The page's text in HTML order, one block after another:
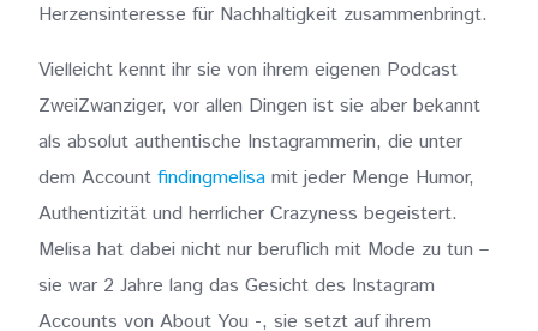
Herzensinteresse für Nachhaltigkeit zusammenbringt.
Vielleicht kennt ihr sie von ihrem eigenen Podcast
ZweiZwanziger, vor allen Dingen ist sie aber bekannt
als absolut authentische Instagrammerin, die unter
dem Account findingmelisa mit jeder Menge Humor,
Authentizität und herrlicher Crazyness begeistert.
Melisa hat dabei nicht nur beruflich mit Mode zu tun –
sie war 2 Jahre lang das Gesicht des Instagram
Accounts von About You -, sie setzt auf ihrem